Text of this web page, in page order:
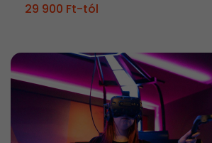
29 900 Ft-tól